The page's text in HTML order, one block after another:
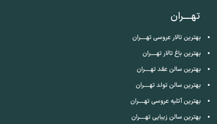
تهــــران
بهترین تالار عروسی تهــــران
بهترین باغ تالار تهــــران
بهترین سالن عقد تهــــران
بهترین سالن تولد تهــــران
بهترین آتلیه عروسی تهــــران
بهترین سالن زیبایی تهــــران